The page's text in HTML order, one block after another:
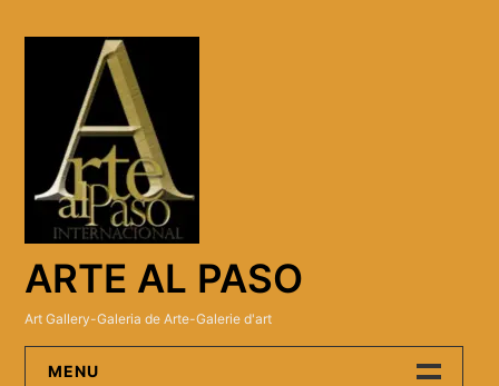
ARTE AL PASO
Art Gallery-Galeria de Arte-Galerie d'art
MENU